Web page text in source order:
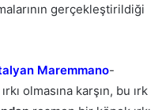
gerçekleştirildiği
Maremmano-
olmasına karşın, bu ırk